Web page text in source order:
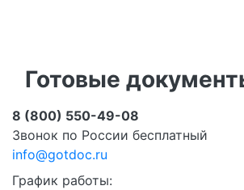
Готовые
8 (800) 550-49-08
Звонок по России бесплатный
info@gotdoc.ru
График работы: